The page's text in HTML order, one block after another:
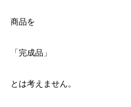
商品を
「完成品」
とは考えません。